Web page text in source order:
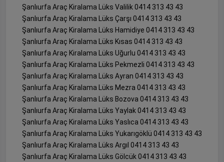
Şanlıurfa Araç Kiralama Lüks Valilik 0414 313 43 43
Şanlıurfa Araç Kiralama Lüks Çarşı 0414 313 43 43
Şanlıurfa Araç Kiralama Lüks Hamidiye 0414 313 43 43
Şanlıurfa Araç Kiralama Lüks Kısas 0414 313 43 43
Şanlıurfa Araç Kiralama Lüks Uğurlu 0414 313 43 43
Şanlıurfa Araç Kiralama Lüks Pekmezli 0414 313 43 43
Şanlıurfa Araç Kiralama Lüks Ayran 0414 313 43 43
Şanlıurfa Araç Kiralama Lüks Mezra 0414 313 43 43
Şanlıurfa Araç Kiralama Lüks Bozova 0414 313 43 43
Şanlıurfa Araç Kiralama Lüks Yaylak 0414 313 43 43
Şanlıurfa Araç Kiralama Lüks Yaslıca 0414 313 43 43
Şanlıurfa Araç Kiralama Lüks Yukarıgöklü 0414 313 43 43
Şanlıurfa Araç Kiralama Lüks Argıl 0414 313 43 43
Şanlıurfa Araç Kiralama Lüks Gölcük 0414 313 43 43